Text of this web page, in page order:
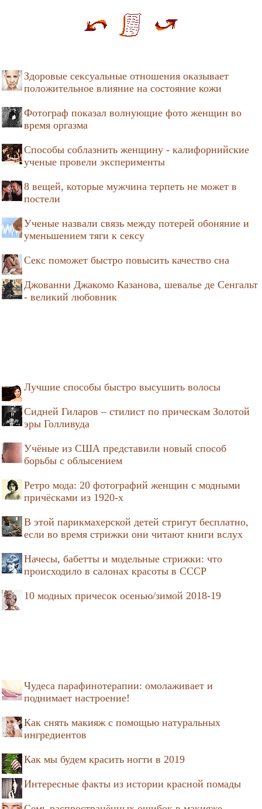
Здоровые сексуальные отношения оказывает
положительное влияние на состояние кожи
Фотограф показал волнующие фото женщин во
время оргазма
Способы соблазнить женщину - калифорнийские
ученые провели эксперименты
8 вещей, которые мужчина терпеть не может в
постели
Ученые назвали связь между потерей обоняние и
уменьшением тяги к сексу
Секс поможет быстро повысить качество сна
Джованни Джакомо Казанова, шевалье де Сенгальт
- великий любовник
Лучшие способы быстро высушить волосы
Сидней Гиларов – стилист по прическам Золотой
эры Голливуда
Учёные из США представили новый способ
борьбы с облысением
Ретро мода: 20 фотографий женщин с модными
причёсками из 1920-х
В этой парикмахерской детей стригут бесплатно,
если во время стрижки они читают книги вслух
Начесы, бабетты и модельные стрижки: что
происходило в салонах красоты в СССР
10 модных причесок осенью/зимой 2018-19
Чудеса парафинотерапии: омолаживает и
поднимает настроение!
Как снять макияж с помощью натуральных
ингредиентов
Как мы будем красить ногти в 2019
Интересные факты из истории красной помады